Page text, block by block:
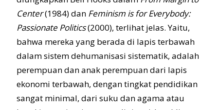
Center(1984) dan Feminism is for Everybody:
Passionate Politics(2000), terlihat jelas. Yaitu,
bahwa mereka yang berada di lapis terbawah
dalam sistem dehumanisasi sistematik, adalah
perempuan dan anak perempuan dari lapis
ekonomi terbawah, dengan tingkat pendidikan
sangat minimal, dari suku dan agama atau